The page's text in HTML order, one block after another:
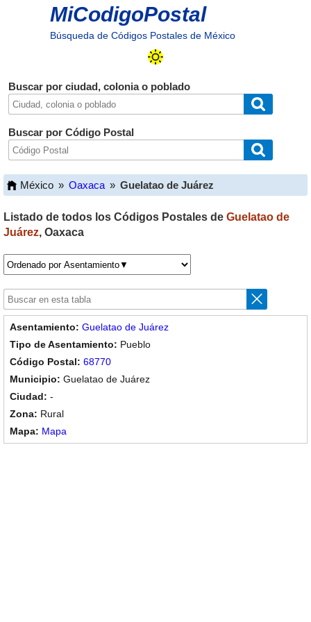
MiCodigoPostal
Búsqueda de Códigos Postales de México
Buscar por ciudad, colonia o poblado
Buscar por Código Postal
México » Oaxaca » Guelatao de Juárez
Listado de todos los Códigos Postales de Guelatao de
Juárez, Oaxaca
Guelatao de Juárez
Pueblo
68770
Guelatao de Juárez
-
Rural
Mapa